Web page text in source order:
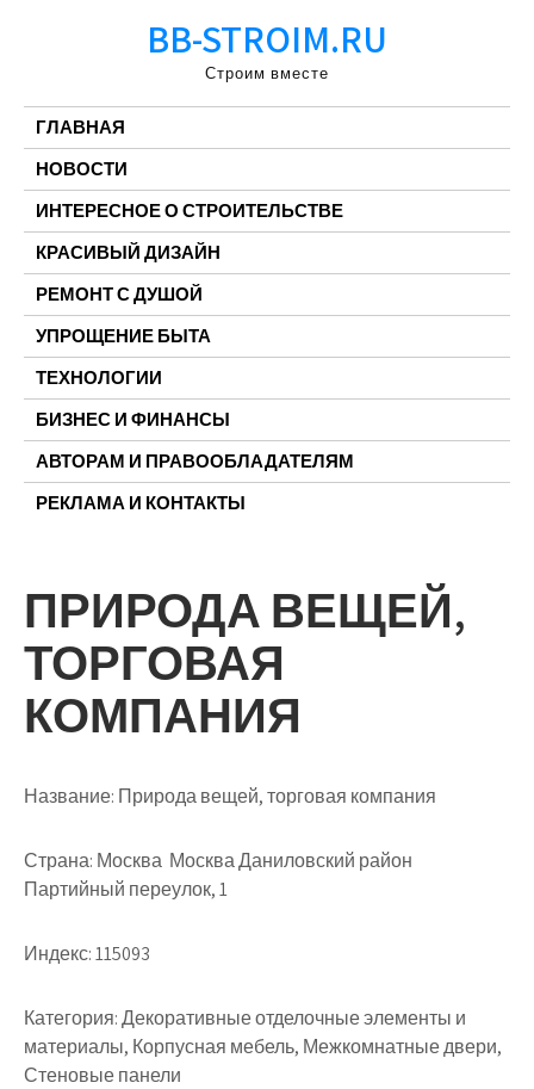
BB-STROIM.RU
Строим вместе
ГЛАВНАЯ
НОВОСТИ
ИНТЕРЕСНОЕ О СТРОИТЕЛЬСТВЕ
КРАСИВЫЙ ДИЗАЙН
РЕМОНТ С ДУШОЙ
УПРОЩЕНИЕ БЫТА
ТЕХНОЛОГИИ
БИЗНЕС И ФИНАНСЫ
АВТОРАМ И ПРАВООБЛАДАТЕЛЯМ
РЕКЛАМА И КОНТАКТЫ
ПРИРОДА ВЕЩЕЙ,
ТОРГОВАЯ
КОМПАНИЯ
Название: Природа вещей, торговая компания
Страна: Москва Москва Даниловский район
Партийный переулок, 1
Индекс:115093
Категория:Декоративные отделочные элементы и
материалы, Корпусная мебель, Межкомнатные двери,
Стеновые панели